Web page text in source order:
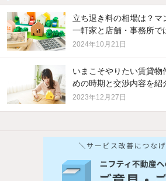
立ち退き料の相場は？マ
一軒家と店舗・事務所で
2024年10月21日
いまこそやりたい賃貸物
めの時期と交渉内容を紹
2023年12月27日
他の人はこんな条件で絞り込んでいます！
バス・トイレ別 2